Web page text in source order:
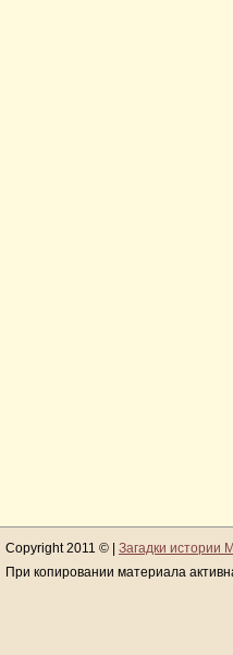
Copyright 2011 © | Загадки истории
При копировании материала